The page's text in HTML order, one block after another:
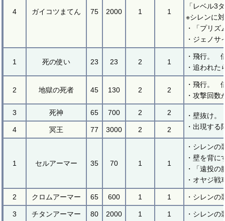
4 ガイコツまてん 75 2000 1 1
「レベル3
※シレンに
・「プリ
・ジェノサ
1 死の使い 23 23 2 1
・飛行。
・追われ
2 地獄の死者 45 130 2 2
・飛行。
・攻撃回数
3 死神 65 700 2 2
・壁抜け
・出現す
4 冥王 77 3000 2 2
1 セルアーマー 35 70 1 1
・シレン
・壁を背
・「遠投
・オヤジ戦
2 クロムアーマー 65 600 1 1 ・シレン
3 チタンアーマー 80 2000 1 1 ・シレン